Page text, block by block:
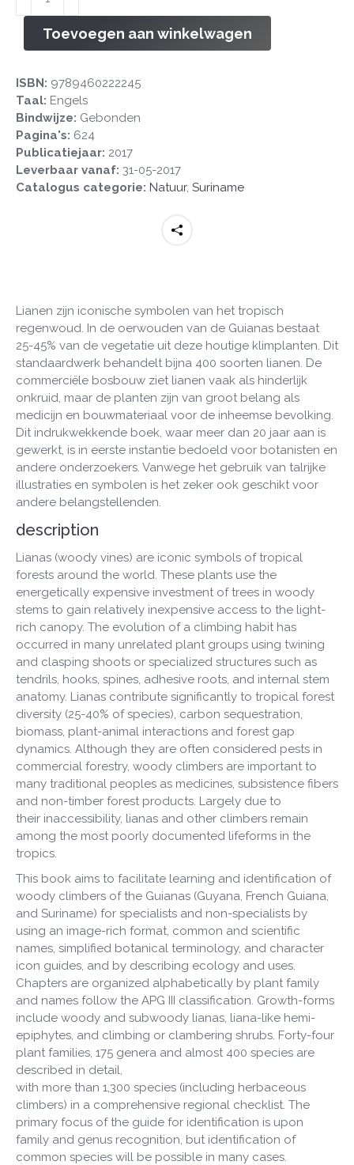
GuianasToevoegen aan winkelwagen
ISBN: 9789460222245
Taal: Engels
Bindwijze: Gebonden
Pagina's: 624
Publicatiejaar: 2017
Leverbaar vanaf: 31-05-2017
Catalogus categorie: Natuur, Suriname
Lianen zijn iconische symbolen van het tropisch
regenwoud. In de oerwouden van de Guianas bestaat
25-45% van de vegetatie uit deze houtige klimplanten. Dit
standaardwerk behandelt bijna 400 soorten lianen. De
commerciële bosbouw ziet lianen vaak als hinderlijk
onkruid, maar de planten zijn van groot belang als
medicijn en bouwmateriaal voor de inheemse bevolking.
Dit indrukwekkende boek, waar meer dan 20 jaar aan is
gewerkt, is in eerste instantie bedoeld voor botanisten en
andere onderzoekers. Vanwege het gebruik van talrijke
illustraties en symbolen is het zeker ook geschikt voor
andere belangstellenden.
description
Lianas (woody vines) are iconic symbols of tropical
forests around the world. These plants use the
energetically expensive investment of trees in woody
stems to gain relatively inexpensive access to the light-
rich canopy. The evolution of a climbing habit has
occurred in many unrelated plant groups using twining
and clasping shoots or specialized structures such as
tendrils, hooks, spines, adhesive roots, and internal stem
anatomy. Lianas contribute significantly to tropical forest
diversity (25-40% of species), carbon sequestration,
biomass, plant-animal interactions and forest gap
dynamics. Although they are often considered pests in
commercial forestry, woody climbers are important to
many traditional peoples as medicines, subsistence fibers
and non-timber forest products. Largely due to
their inaccessibility, lianas and other climbers remain
among the most poorly documented lifeforms in the
tropics.
This book aims to facilitate learning and identification of
woody climbers of the Guianas (Guyana, French Guiana,
and Suriname) for specialists and non-specialists by
using an image-rich format, common and scientific
names, simplified botanical terminology, and character
icon guides, and by describing ecology and uses.
Chapters are organized alphabetically by plant family
and names follow the APG III classification. Growth-forms
include woody and subwoody lianas, liana-like hemi-
epiphytes, and climbing or clambering shrubs. Forty-four
plant families, 175 genera and almost 400 species are
described in detail,
with more than 1,300 species (including herbaceous
climbers) in a comprehensive regional checklist. The
primary focus of the guide for identification is upon
family and genus recognition, but identification of
common species will be possible in many cases.